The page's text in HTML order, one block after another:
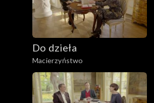
Do dzieła
Macierzyństwo